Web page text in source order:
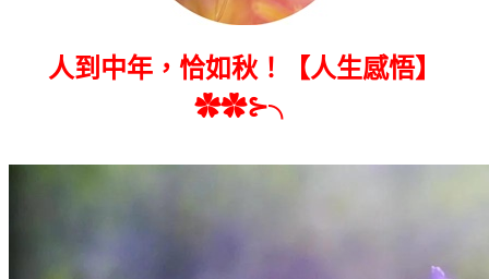
人到中年，恰如秋！【人生感悟】
✿✿⊱╮